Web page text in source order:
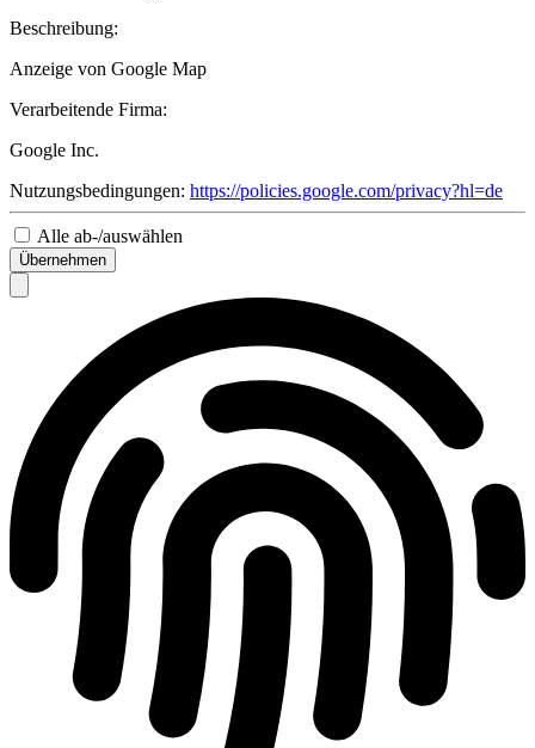
Beschreibung:
Anzeige von Google Map
Verarbeitende Firma:
Google Inc.
Nutzungsbedingungen: https://policies.google.com/privacy?hl=de
Alle ab-/auswählen
Übernehmen